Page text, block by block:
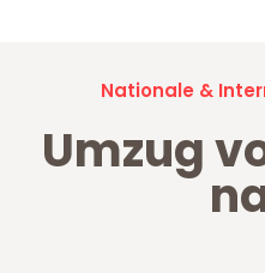
Nationale &
Umzug